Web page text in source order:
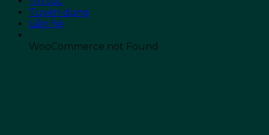
Tuyển dụng
Liên hệ
WooCommerce not Found